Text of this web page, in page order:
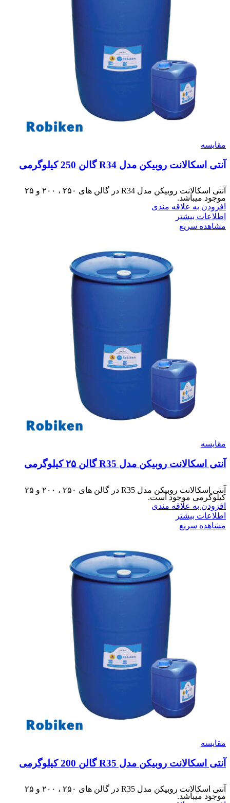
مقایسه
آنتی اسکالانت روبیکن مدل R34 گالن 250 کیلوگرمی
آنتی اسکالانت روبیکن مدل R34 در گالن های ۲۵۰ ، ۲۰۰ و ۲۵
موجود میباشد.
افزودن به علاقه مندی
اطلاعات بیشتر
مشاهده سریع
مقایسه
آنتی اسکالانت روبیکن مدل R35 گالن ۲۵ کیلوگرمی
آنتی اسکالانت روبیکن مدل R35 در گالن های ۲۵۰ ، ۲۰۰ و ۲۵
کیلوگرمی موجود است.
افزودن به علاقه مندی
اطلاعات بیشتر
مشاهده سریع
مقایسه
آنتی اسکالانت روبیکن مدل R35 گالن 200 کیلوگرمی
آنتی اسکالانت روبیکن مدل R35 در گالن های ۲۵۰ ، ۲۰۰ و ۲۵
موجود میباشد.